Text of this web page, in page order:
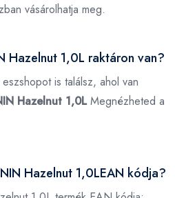
vásárolhatja meg.
Hazelnut 1,0L raktáron van?
is találsz, ahol van
Hazelnut 1,0LMegnézheted a
Hazelnut 1,0LEAN kódja?